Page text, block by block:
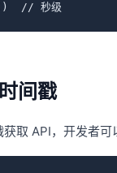
// 秒级
间戳
取 API，开发者可